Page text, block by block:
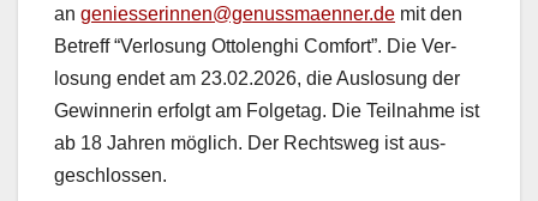
an geniesserinnen@genussmaenner.de mit den
Betr­e­ff “Ver­losung Ottolenghi Com­fort”. Die Ver­
losung endet am 23.02.2026, die Aus­lo­sung der
Gewin­ner­in erfol­gt am Fol­ge­tag. Die Teil­nahme ist
ab 18 Jahren möglich. Der Rechtsweg ist aus­
geschlossen.